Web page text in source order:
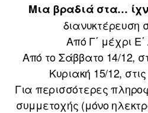
Μια βραδιά στα…
διανυκτέρευση
Από Γ΄ μέχρι Ε΄
Από το Σάββατο 14/12,
Κυριακή 15/12,
Για περισσότερες
συμμετοχής (μόνο